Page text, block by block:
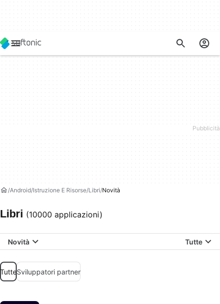
Android Istruzione E Risorse Libri Novità
Libri (10000 applicazioni)
Novità Tutte
TutteSviluppatori partner